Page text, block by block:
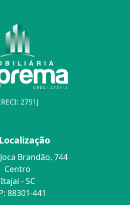
2751J
Localização
Brandão, 744
Centro
Itajai - SC
88301-441